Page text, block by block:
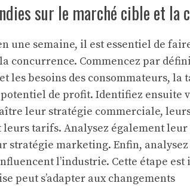
sur le marché cible et la
une semaine, il est essentiel de
concurrence. Commencez par
les besoins des consommateurs, la
de profit. Identifiez ensuite
leur stratégie commerciale,
tarifs. Analysez également
marketing. Enfin, analysez
l’industrie. Cette étape
peut s’adapter aux changements